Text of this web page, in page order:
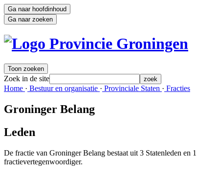
Ga naar hoofdinhoud
Ga naar zoeken
Toon zoeken
Zoek in de site zoek
Home · Bestuur en organisatie · Provinciale Staten · Fracties
Groninger Belang
Leden
De fractie van Groninger Belang bestaat uit 3 Statenleden en 1
fractievertegenwoordiger.